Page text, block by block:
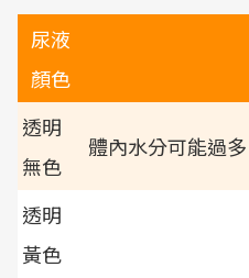
尿液
顏色
透明
無色
體內水分可能過
透明
黃色